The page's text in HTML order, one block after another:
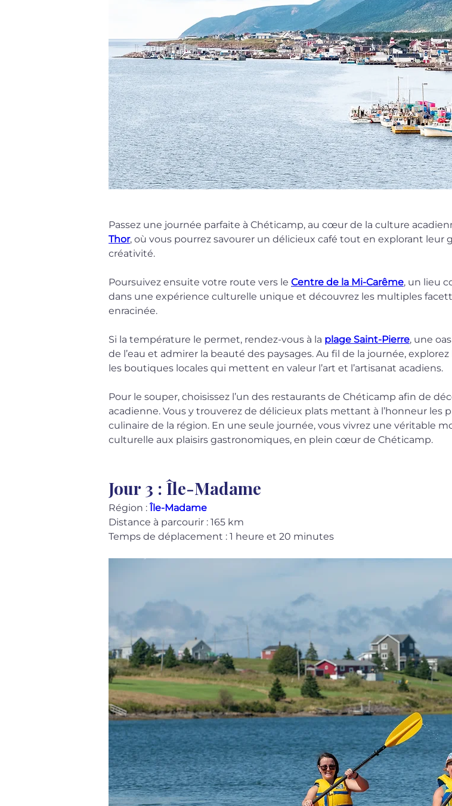
Passez une journée parfaite à Chéticamp, au cœur de la culture
Thor, où vous pourrez savourer un délicieux café tout en explorant leur
créativité.
Poursuivez ensuite votre route vers le Centre de la Mi-Carême, un lieu
dans une expérience culturelle unique et découvrez les multiples
enracinée.
Si la température le permet, rendez-vous à la plage Saint-Pierre, une
de l’eau et admirer la beauté des paysages. Au fil de la journée,
les boutiques locales qui mettent en valeur l’art et l’artisanat acadiens.
Pour le souper, choisissez l’un des restaurants de Chéticamp afin de
acadienne. Vous y trouverez de délicieux plats mettant à l’honneur les
culinaire de la région. En une seule journée, vous vivrez une véritable
culturelle aux plaisirs gastronomiques, en plein cœur de Chéticamp.
Jour 3 : Île-Madame
Région : Île-Madame
Distance à parcourir : 165 km
Temps de déplacement : 1 heure et 20 minutes